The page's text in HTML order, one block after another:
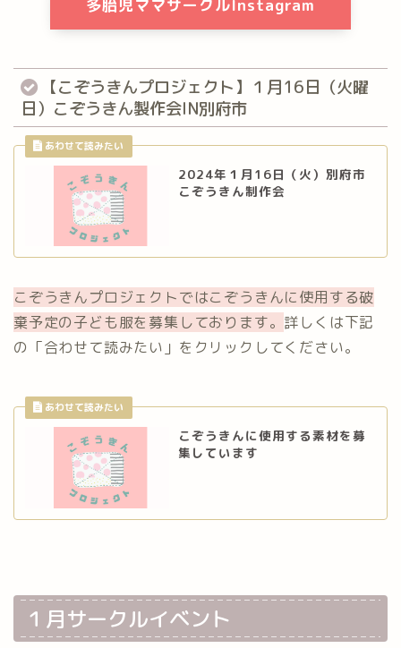
多胎児ママサークルInstagram
【こぞうきんプロジェクト】１月16日（火曜
日）こぞうきん製作会IN別府市
2024年１月16日（火）別府市
こぞうきん制作会
こぞうきんプロジェクトではこぞうきんに使用する破
棄予定の子ども服を募集しております。 詳しくは下記
の「合わせて読みたい」をクリックしてください。
こぞうきんに使用する素材を募
集しています
１月サークルイベント